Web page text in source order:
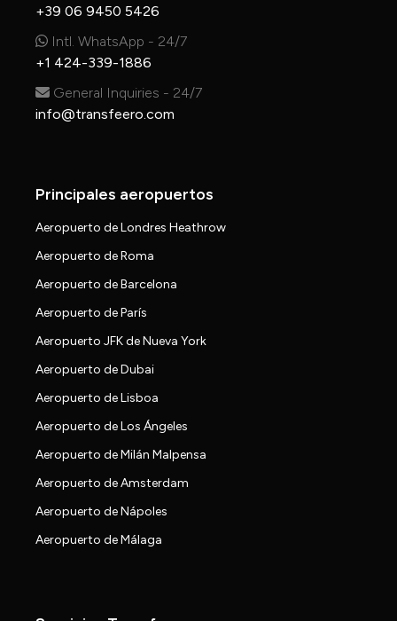
+39 06 9450 5426
Intl. WhatsApp - 24/7
+1 424-339-1886
General Inquiries - 24/7
info@transfeero.com
Principales aeropuertos
Aeropuerto de Londres Heathrow
Aeropuerto de Roma
Aeropuerto de Barcelona
Aeropuerto de París
Aeropuerto JFK de Nueva York
Aeropuerto de Dubai
Aeropuerto de Lisboa
Aeropuerto de Los Ángeles
Aeropuerto de Milán Malpensa
Aeropuerto de Amsterdam
Aeropuerto de Nápoles
Aeropuerto de Málaga